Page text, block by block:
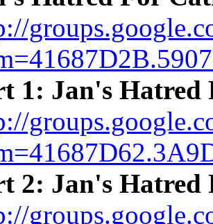
1: Jan's Hatred
2: Jan's Hatred